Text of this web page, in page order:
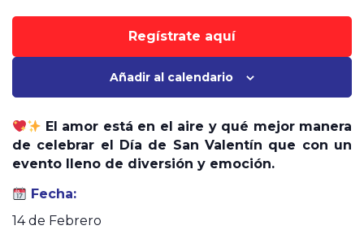
Regístrate aquí
Añadir al calendario
El amor está en el aire y qué mejor manera
de celebrar el Día de San Valentín que con un
evento lleno de diversión y emoción.
Fecha:
14 de Febrero